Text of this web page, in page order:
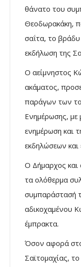
θάνατο του
Θεοδωρακάκη,
σαΐτα, το
εκδήλωση της
Ο αείμνηστος
ακάματος,
παράγων των
Ενημέρωσης,
ενημέρωση και
εκδηλώσεων και
Ο Δήμαρχος
τα ολόθερμα
συμπαράστασή
αδικοχαμένου
έμπρακτα.
Όσον αφορά
Σαϊτομαχίας,